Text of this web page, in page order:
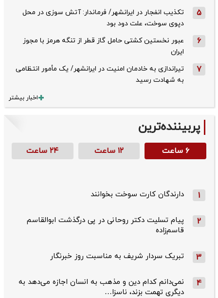
5
تکذیب ‌انفجار در ایرانشهر/ فرماندار: آتش سوزی در محل
دپوی سوخت، علت دود بود
6
عبور نخستین کشتی حامل گاز قطر از تنگه هرمز با مجوز
ایران
7
تیراندازی به خادمان امنیت در ایرانشهر/ یک مأمور انتظامی
به شهادت رسید
اخبار بیشتر
پربیننده‌ترین
۶ ساعت ۱۲ ساعت ۲۴ ساعت
1 دارندگان کارت سوخت بخوانند
2
پیام تسلیت دکتر روحانی در پی درگذشت ابوالقاسم
قاسم‌زاده
3 تبریک سردار شریف به مناسبت روز خبرنگار
4
نمی‌دانم کدام دین و مذهب به انسان اجازه می‌دهد به
دیگری تهمت بزند، ناسزا…